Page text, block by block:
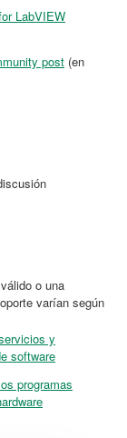
LabVIEW
post (en
o una
varían según
y
software
programas